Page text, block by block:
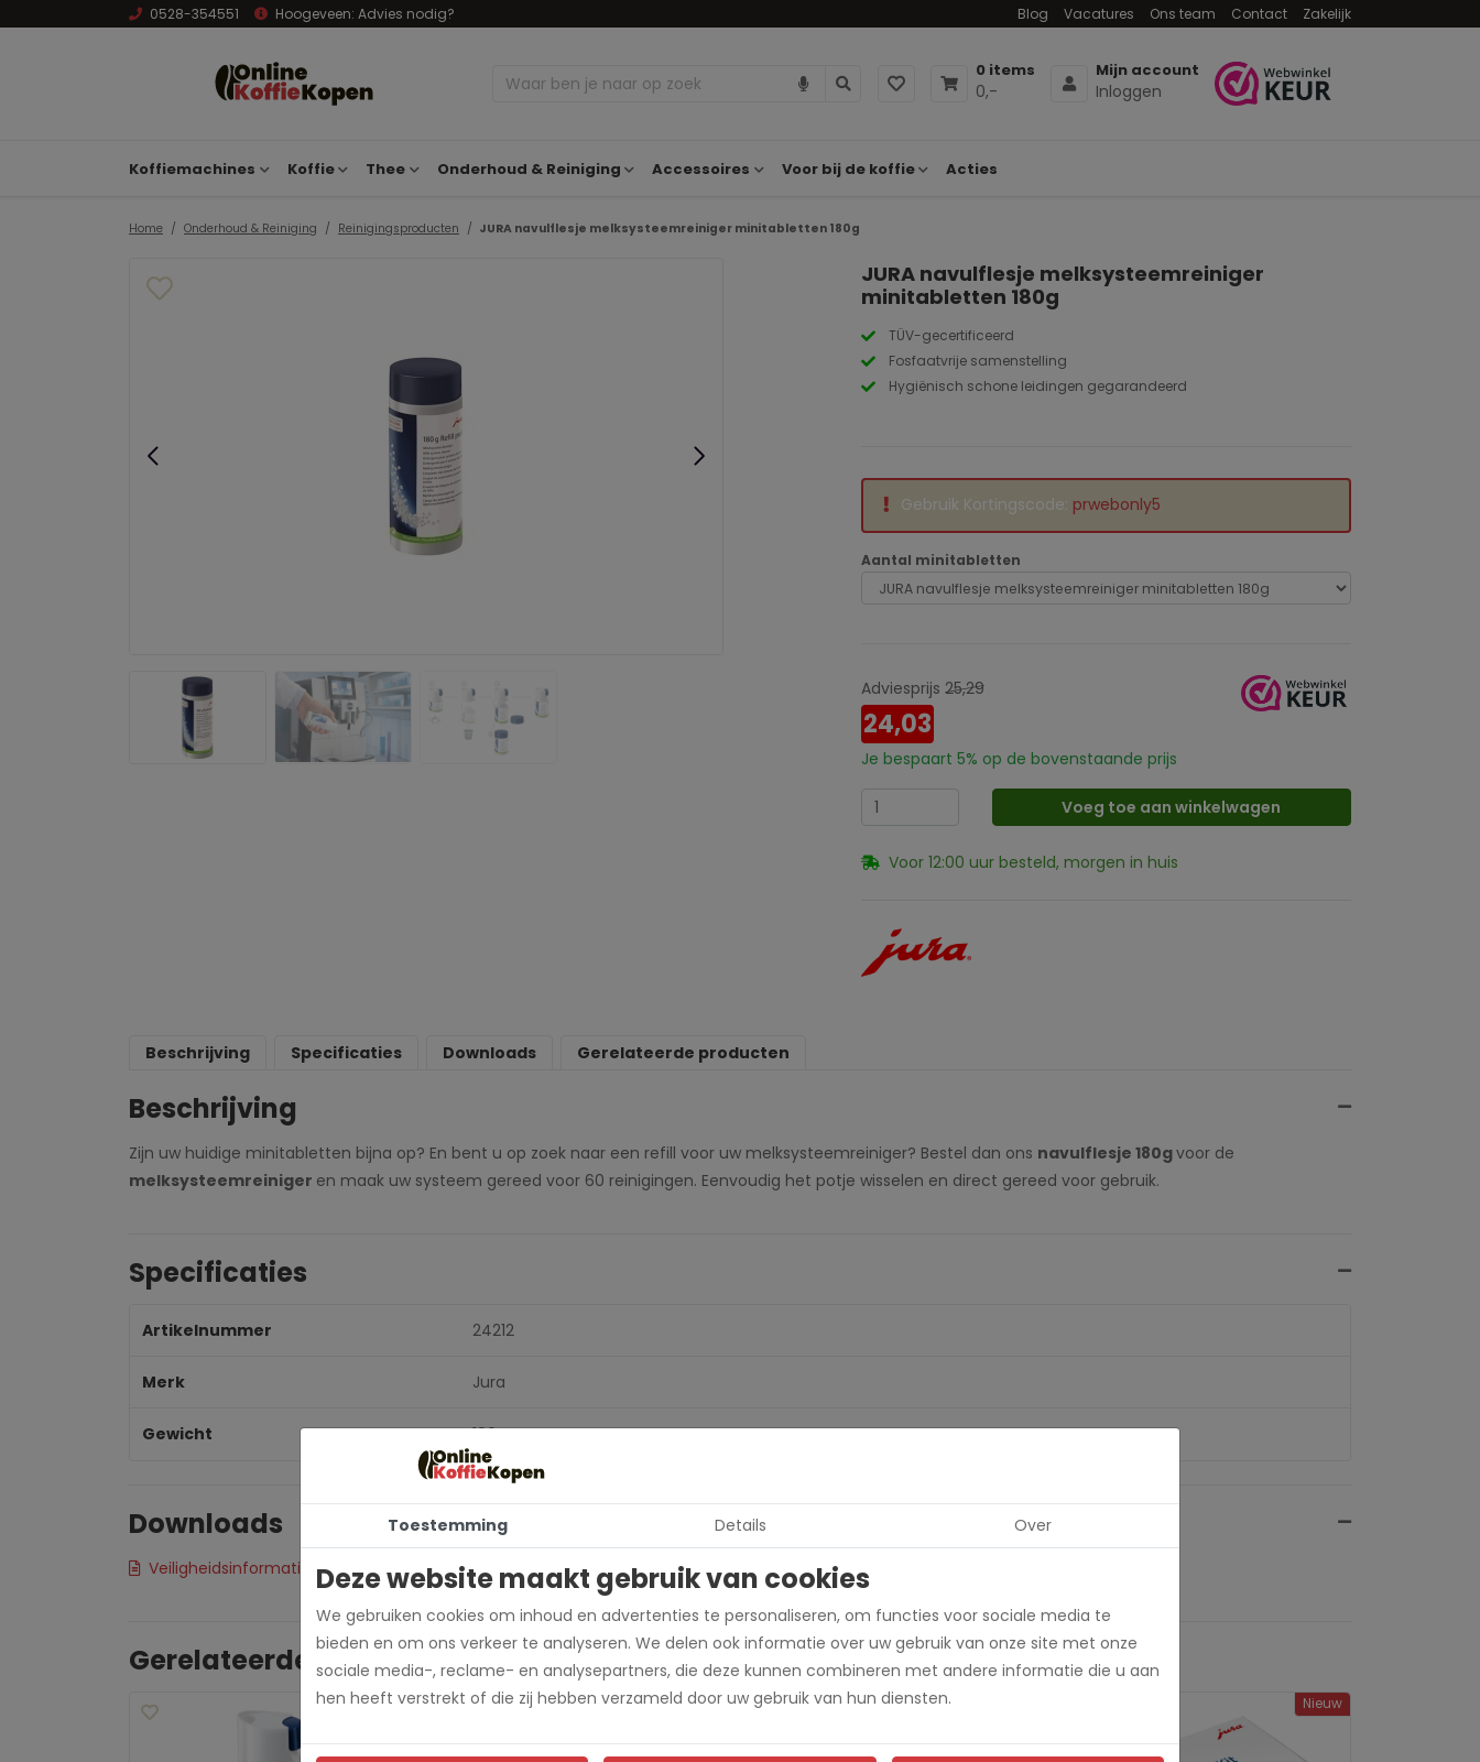
0528-354551 Hoogeveen: Advies nodig? Blog Vacatures Ons team Contact Zakelijk
0 items
0,-
Mijn account
Inloggen
Koffiemachines Koffie Thee Onderhoud & Reiniging Accessoires Voor bij de koffie Acties
Home Onderhoud & Reiniging Reinigingsproducten JURA navulflesje melksysteemreiniger minitabletten 180g
JURA navulflesje melksysteemreiniger
minitabletten 180g
TÜV-gecertificeerd
Fosfaatvrije samenstelling
Hygiënisch schone leidingen gegarandeerd
Gebruik Kortingscode: prwebonly5
Aantal minitabletten
Adviesprijs 25,29
24,03
Je bespaart 5% op de bovenstaande prijs
Voeg toe aan winkelwagen
Voor 12:00 uur besteld, morgen in huis
Beschrijving Specificaties Downloads Gerelateerde producten
Beschrijving
Zijn uw huidige minitabletten bijna op? En bent u op zoek naar een refill voor uw melksysteemreiniger? Bestel dan ons navulflesje 180gvoor de
melksysteemreiniger en maak uw systeem gereed voor 60 reinigingen. Eenvoudig het potje wisselen en direct gereed voor gebruik.
Specificaties
Artikelnummer 24212
Merk Jura
Gewicht 180 gram
Downloads
Veiligheidsinformatieblad melksysteemreiniger (minitabletten)
Gerelateerde producten
Nieuw
Toestemming Details Over
Deze website maakt gebruik van cookies
We gebruiken cookies om inhoud en advertenties te personaliseren, om functies voor sociale media te
bieden en om ons verkeer te analyseren. We delen ook informatie over uw gebruik van onze site met onze
sociale media-, reclame- en analysepartners, die deze kunnen combineren met andere informatie die u aan
hen heeft verstrekt of die zij hebben verzameld door uw gebruik van hun diensten.